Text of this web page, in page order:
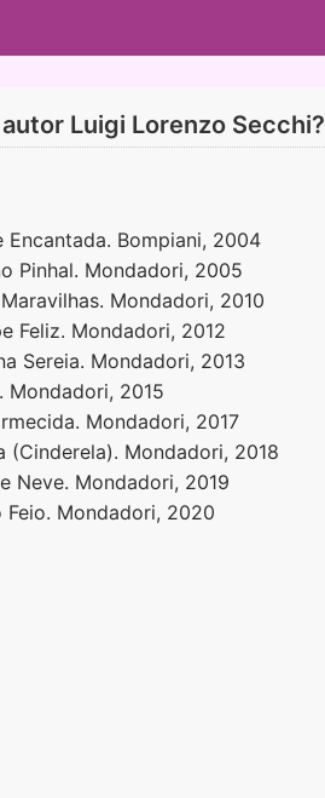
Luigi Lorenzo Secchi?
Encantada. Bompiani, 2004
Pinhal. Mondadori, 2005
Mondadori, 2010
Feliz. Mondadori, 2012
Sereia. Mondadori, 2013
Mondadori, 2015
Mondadori, 2017
(Cinderela). Mondadori, 2018
Neve. Mondadori, 2019
Feio. Mondadori, 2020